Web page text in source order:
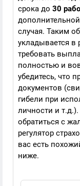
срока до 30
случая. Таким
укладывается в
требовать
полностью и
убедитесь, что
документов
гибели при
личности и
обратиться с
регулятор
вас есть
ниже.